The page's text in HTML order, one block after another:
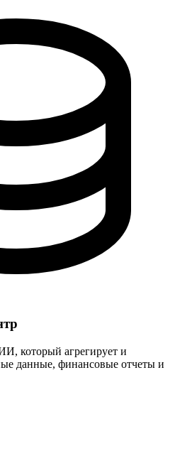
который агрегирует и
данные, финансовые отчеты и